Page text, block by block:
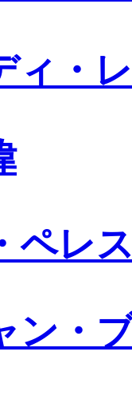
ィ・
ペレ
ン・